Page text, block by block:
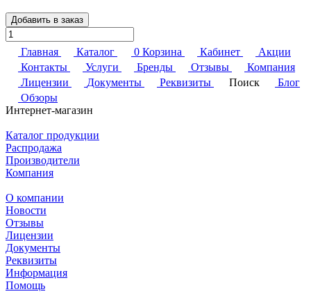
Добавить в заказ
Главная Каталог 0 Корзина Кабинет
Акции
Контакты
Услуги Бренды Отзывы
Компания
Лицензии
Документы Реквизиты Поиск
Блог
Обзоры
Интернет-магазин
Каталог продукции
Распродажа
Производители
Компания
О компании
Новости
Отзывы
Лицензии
Документы
Реквизиты
Информация
Помощь